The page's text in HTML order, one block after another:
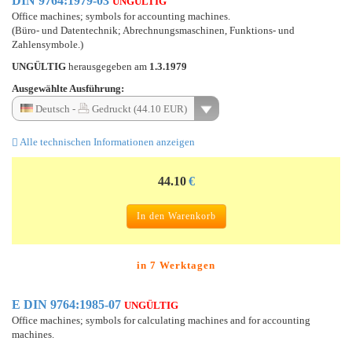
Office machines; symbols for accounting machines.
(Büro- und Datentechnik; Abrechnungsmaschinen, Funktions- und
Zahlensymbole.)
UNGÜLTIG herausgegeben am 1.3.1979
Ausgewählte Ausführung:
Deutsch -
Gedruckt (44.10 EUR)
Alle technischen Informationen anzeigen
44.10 €
In den Warenkorb
in 7 Werktagen
E DIN 9764:1985-07 UNGÜLTIG
Office machines; symbols for calculating machines and for accounting
machines.